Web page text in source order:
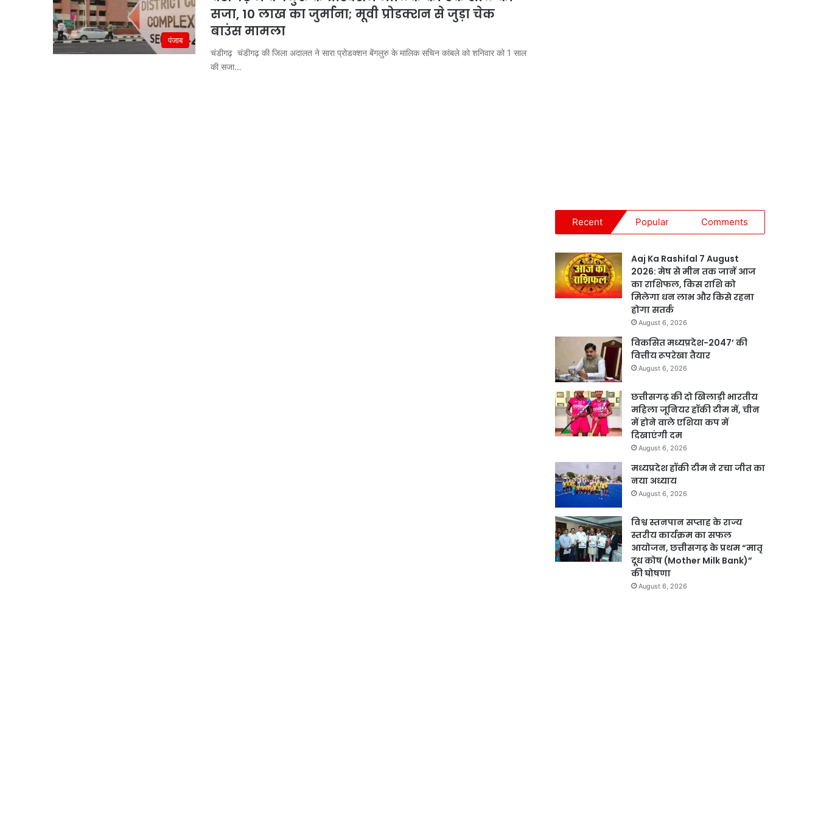
पंजाब
सजा, 10 लाख का जुर्माना; मूवी प्रोडक्शन से जुड़ा चेक
बाउंस मामला
चंडीगढ़ चंडीगढ़ की जिला अदालत ने सारा प्रोडक्शन बेंगलुरु के मालिक सचिन कांबले को शनिवार को 1 साल
की सजा…
Recent Popular Comments
Aaj Ka Rashifal 7 August
2026: मेष से मीन तक जानें आज
का राशिफल, किस राशि को
मिलेगा धन लाभ और किसे रहना
होगा सतर्क
August 6, 2026
विकसित मध्यप्रदेश-2047’ की
वित्तीय रूपरेखा तैयार
August 6, 2026
छत्तीसगढ़ की दो खिलाड़ी भारतीय
महिला जूनियर हॉकी टीम में, चीन
में होने वाले एशिया कप में
दिखाएंगी दम
August 6, 2026
मध्यप्रदेश हॉकी टीम ने रचा जीत का
नया अध्याय
August 6, 2026
विश्व स्तनपान सप्ताह के राज्य
स्तरीय कार्यक्रम का सफल
आयोजन, छत्तीसगढ़ के प्रथम “मातृ
दूध कोष (Mother Milk Bank)”
की घोषणा
August 6, 2026